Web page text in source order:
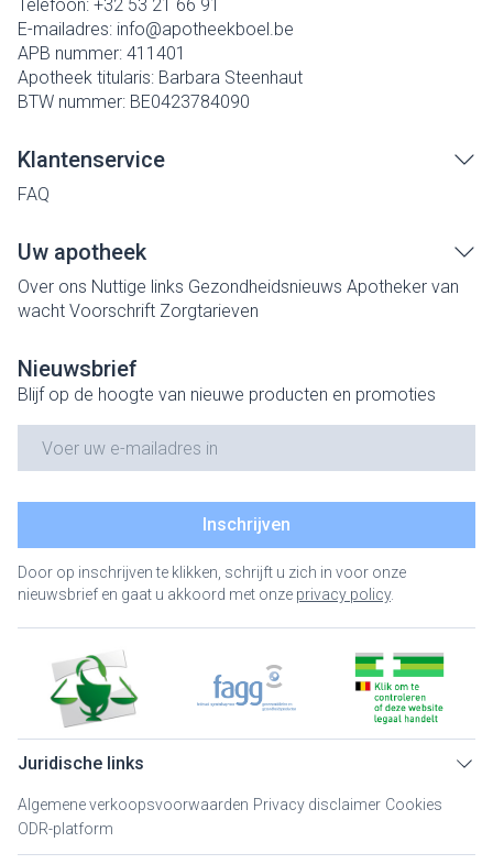
Telefoon: +32 53 21 66 91
E-mailadres: info@apotheekboel.be
APB nummer: 411401
Apotheek titularis: Barbara Steenhaut
BTW nummer: BE0423784090
Klantenservice
FAQ
Uw apotheek
Over ons Nuttige links Gezondheidsnieuws Apotheker van
wacht Voorschrift Zorgtarieven
Nieuwsbrief
Blijf op de hoogte van nieuwe producten en promoties
Inschrijven
Door op inschrijven te klikken, schrijft u zich in voor onze
nieuwsbrief en gaat u akkoord met onze privacy policy.
Juridische links
Algemene verkoopsvoorwaarden Privacy disclaimer Cookies
ODR-platform